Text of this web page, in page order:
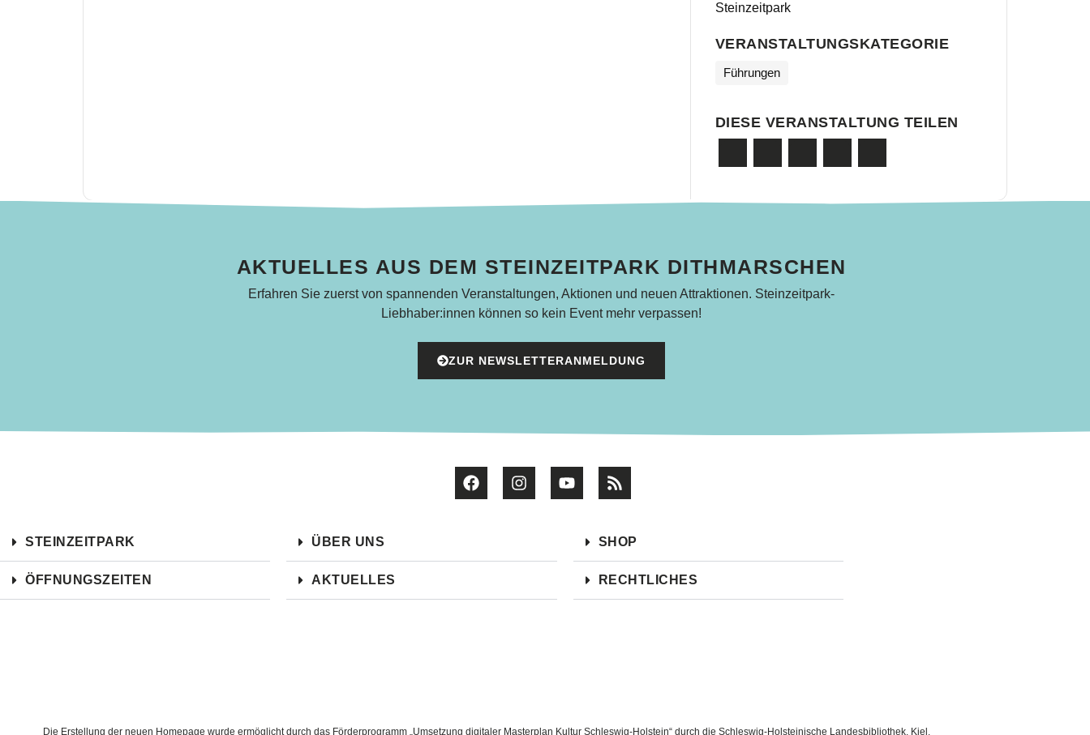
Steinzeitpark
VERANSTALTUNGSKATEGORIE
Führungen
DIESE VERANSTALTUNG TEILEN
AKTUELLES AUS DEM STEINZEITPARK DITHMARSCHEN
Erfahren Sie zuerst von spannenden Veranstaltungen, Aktionen und neuen Attraktionen. Steinzeitpark-
Liebhaber:innen können so kein Event mehr verpassen!
ZUR NEWSLETTERANMELDUNG
STEINZEITPARK
ÖFFNUNGSZEITEN
ÜBER UNS
AKTUELLES
SHOP
RECHTLICHES
Die Erstellung der neuen Homepage wurde ermöglicht durch das Förderprogramm „Umsetzung digitaler Masterplan Kultur Schleswig-Holstein“ durch die Schleswig-Holsteinische Landesbibliothek, Kiel.